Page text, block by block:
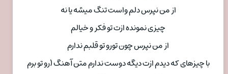
از من نپرس دلم واست تنگ میشه یا نه
چیزی نمونده ازت تو فکر و خیالم
از من نپرس چون تورو تو قلبم ندارم
با چیزهای که دیدم ازت دیگه دوست ندارم متن آهنگ (رو تو برم